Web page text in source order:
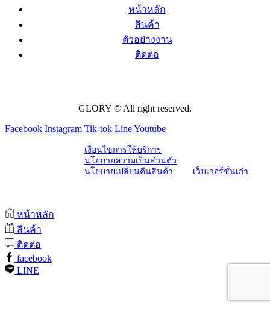
หน้าหลัก
สินค้า
ตัวอย่างงาน
ติดต่อ
GLORY © All right reserved.
Facebook Instagram Tik-tok LineYoutube
เงื่อนไขการให้บริการ
นโยบายความเป็นส่วนตัว
นโยบายเปลี่ยนคืนสินค้า
เว็บเวอร์ชั่นเก่า
หน้าหลัก
สินค้า
ติดต่อ
facebook
LINE